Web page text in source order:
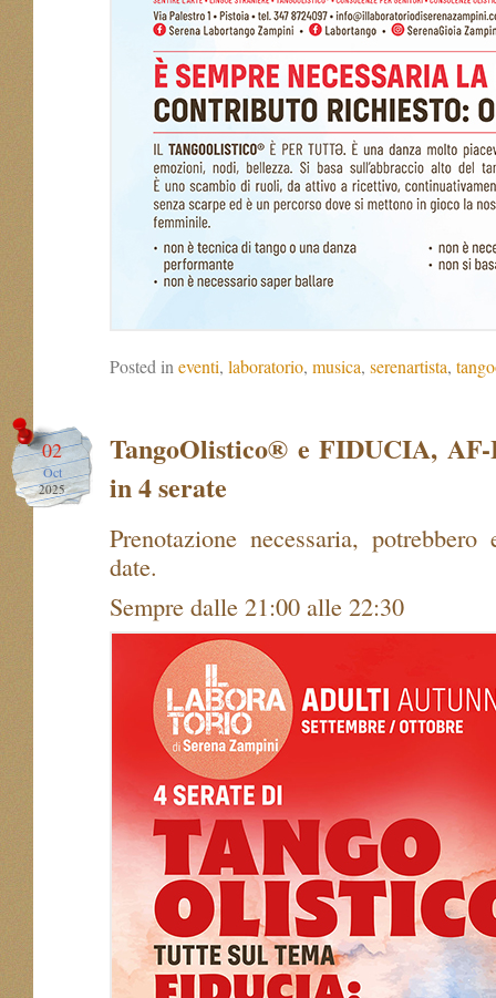
Posted in eventi, laboratorio, musica, serenartista,
02
Oct
2025
TangoOlistico® e FIDUCIA,
in 4 serate
Prenotazione necessaria,
date.
Sempre dalle 21:00 alle 22:30